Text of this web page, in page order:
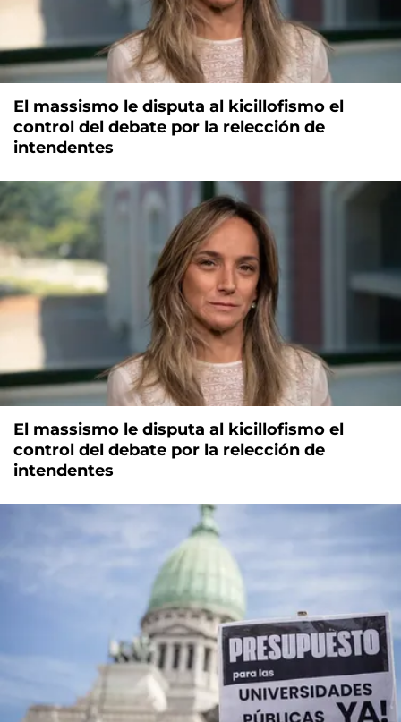
El massismo le disputa al kicillofismo el
control del debate por la relección de
intendentes
El massismo le disputa al kicillofismo el
control del debate por la relección de
intendentes